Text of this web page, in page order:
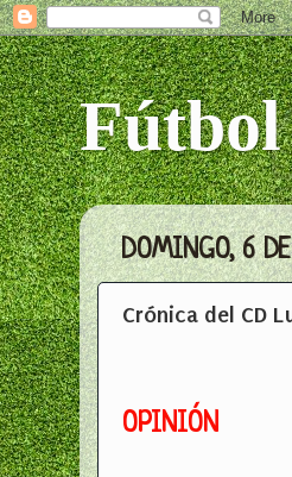
DOMINGO, 6
Crónica del CD
OPINIÓN